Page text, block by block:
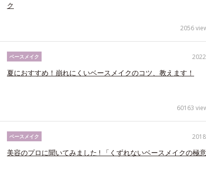
ク
2056
ベースメイク
夏におすすめ！崩れにくいベースメイクのコツ、教えます！
60163
ベースメイク
美容のプロに聞いてみました ! 「くずれないベースメイクの極意